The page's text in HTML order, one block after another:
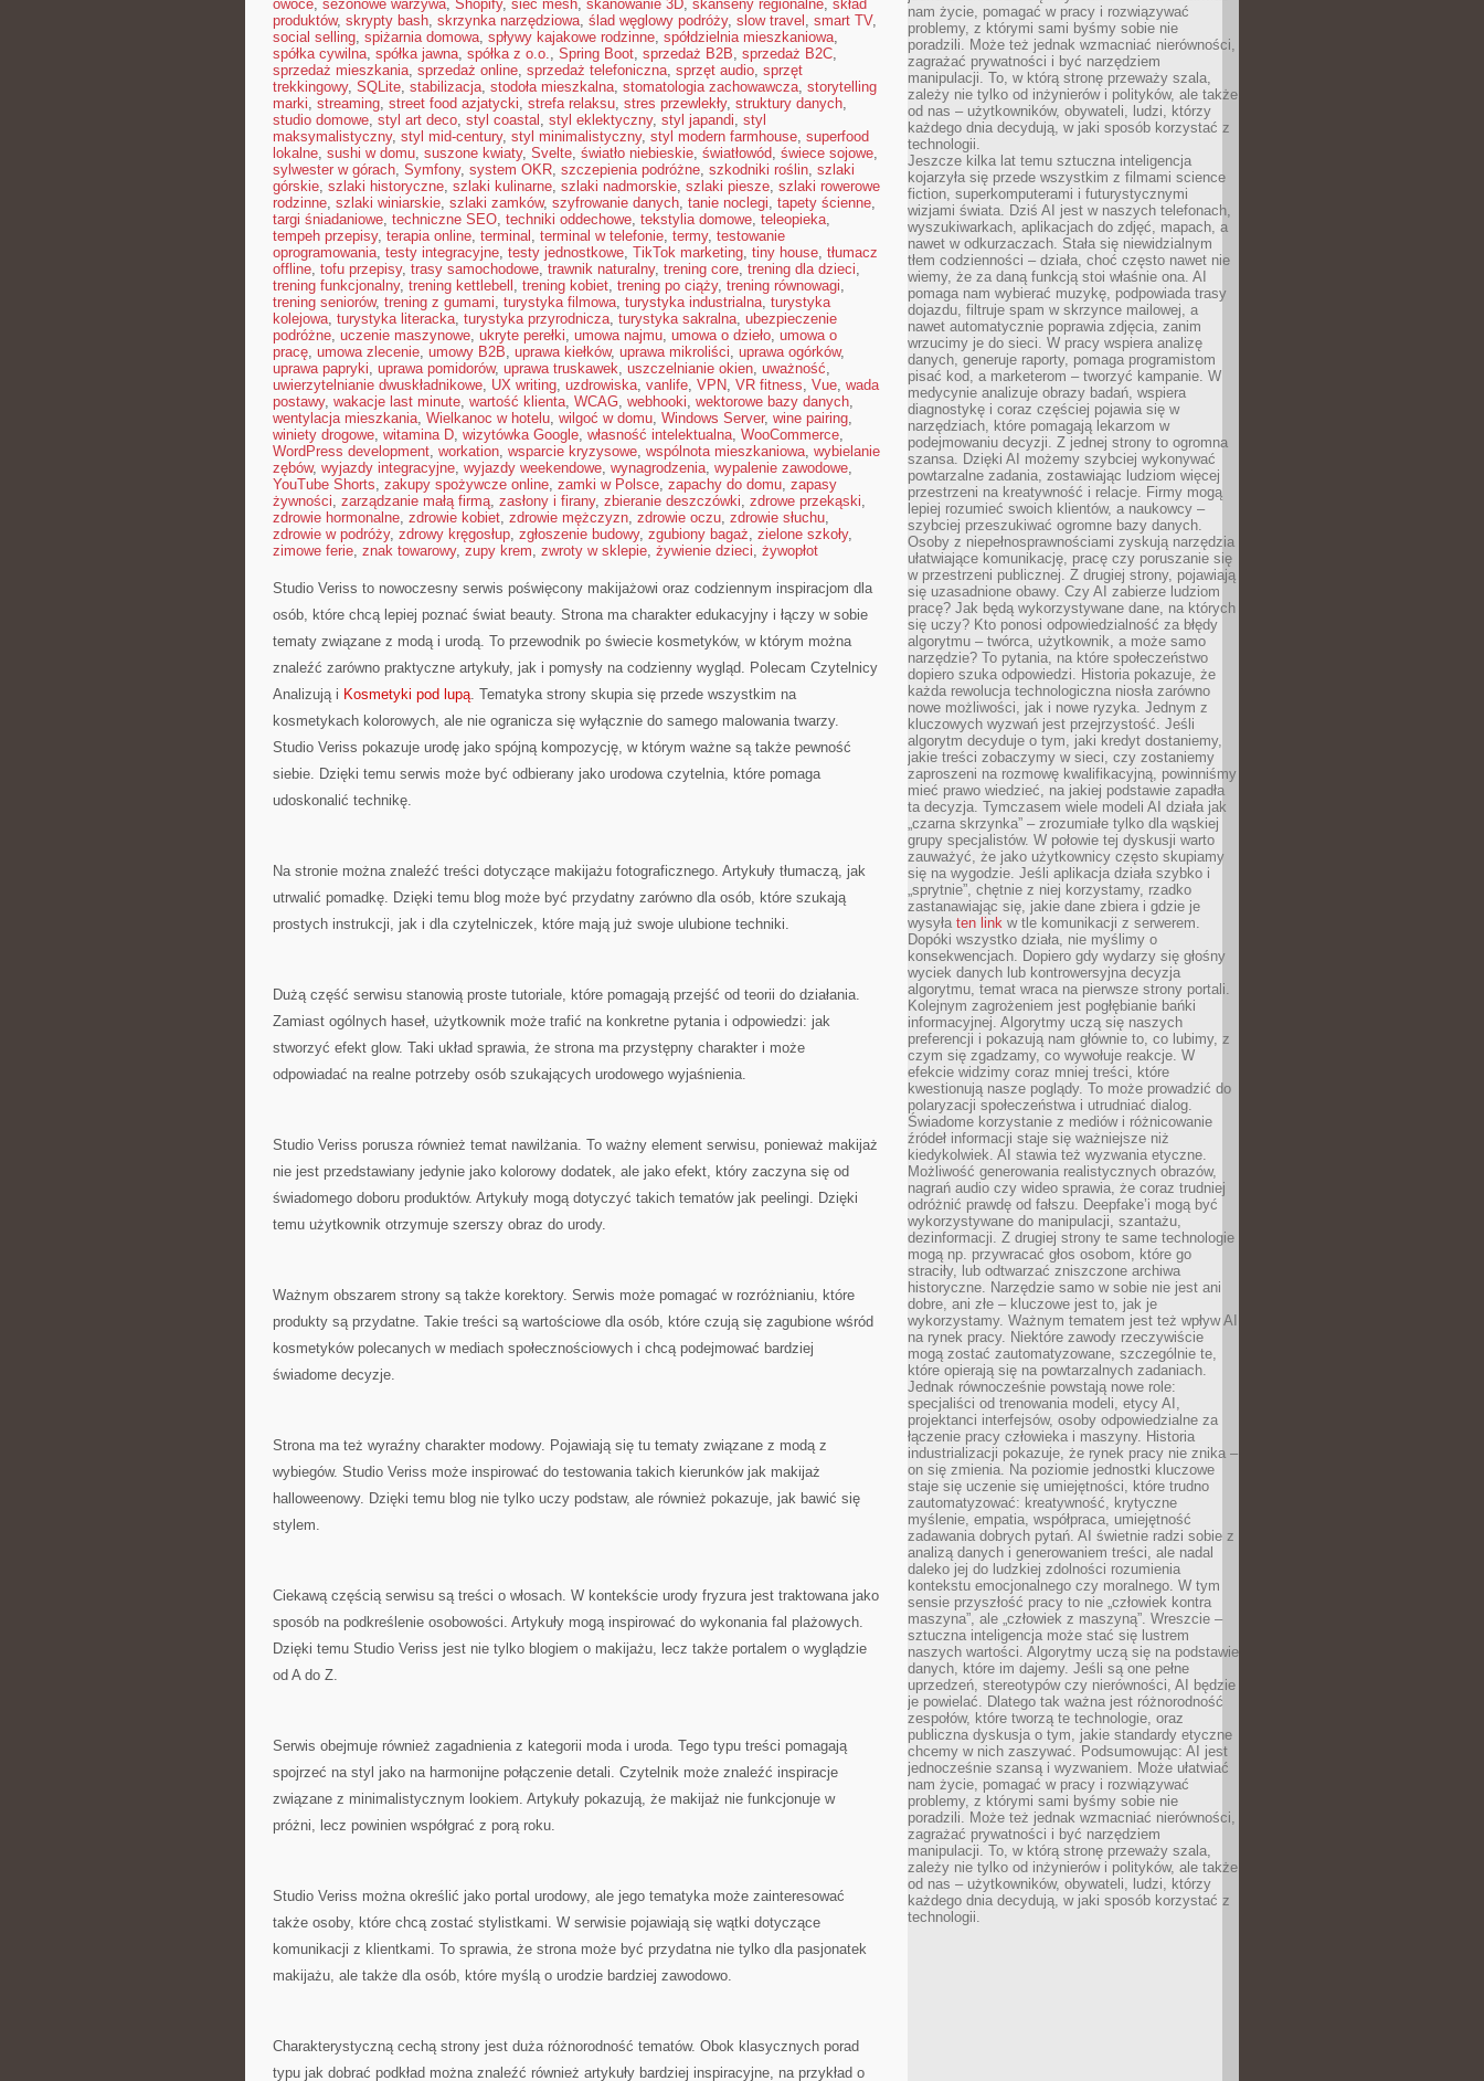
owoce, sezonowe warzywa, Shopify, sieć mesh, skanowanie 3D, skanseny regionalne, skład
produktów, skrypty bash, skrzynka narzędziowa, ślad węglowy podróży, slow travel , smart TV,
social selling, spiżarnia domowa, spływy kajakowe rodzinne, spółdzielnia mieszkaniowa,
spółka cywilna, spółka jawna, spółka z o.o., Spring Boot, sprzedaż B2B, sprzedaż B2C,
sprzedaż mieszkania, sprzedaż online, sprzedaż telefoniczna, sprzęt audio, sprzęt
trekkingowy, SQLite, stabilizacja, stodoła mieszkalna, stomatologia zachowawcza, storytelling
marki, streaming, street food azjatycki, strefa relaksu, stres przewlekły, struktury danych,
studio domowe, styl art deco, styl coastal , styl eklektyczny, styl japandi, styl
maksymalistyczny, styl mid-century, styl minimalistyczny, styl modern farmhouse, superfood
lokalne, sushi w domu, suszone kwiaty, Svelte, światło niebieskie, światłowód, świece sojowe,
sylwester w górach, Symfony, system OKR, szczepienia podróżne, szkodniki roślin, szlaki
górskie, szlaki historyczne, szlaki kulinarne, szlaki nadmorskie, szlaki piesze, szlaki rowerowe
rodzinne, szlaki winiarskie, szlaki zamków, szyfrowanie danych, tanie noclegi, tapety ścienne,
targi śniadaniowe, techniczne SEO, techniki oddechowe, tekstylia domowe, teleopieka,
tempeh przepisy, terapia online, terminal , terminal w telefonie, termy, testowanie
oprogramowania, testy integracyjne, testy jednostkowe, TikTok marketing, tiny house, tłumacz
offline, tofu przepisy, trasy samochodowe, trawnik naturalny, trening core, trening dla dzieci,
trening funkcjonalny, trening kettlebell , trening kobiet, trening po ciąży, trening równowagi,
trening seniorów, trening z gumami, turystyka filmowa, turystyka industrialna, turystyka
kolejowa, turystyka literacka, turystyka przyrodnicza, turystyka sakralna, ubezpieczenie
podróżne, uczenie maszynowe, ukryte perełki, umowa najmu, umowa o dzieło, umowa o
pracę, umowa zlecenie, umowy B2B, uprawa kiełków, uprawa mikroliści, uprawa ogórków,
uprawa papryki, uprawa pomidorów, uprawa truskawek, uszczelnianie okien, uważność,
uwierzytelnianie dwuskładnikowe, UX writing, uzdrowiska, vanlife, VPN, VR fitness, Vue, wada
postawy, wakacje last minute, wartość klienta, WCAG, webhooki, wektorowe bazy danych,
wentylacja mieszkania, Wielkanoc w hotelu, wilgoć w domu, Windows Server, wine pairing,
winiety drogowe, witamina D, wizytówka Google, własność intelektualna, WooCommerce,
WordPress development, workation, wsparcie kryzysowe, wspólnota mieszkaniowa, wybielanie
zębów, wyjazdy integracyjne, wyjazdy weekendowe, wynagrodzenia, wypalenie zawodowe,
YouTube Shorts, zakupy spożywcze online, zamki w Polsce, zapachy do domu, zapasy
żywności, zarządzanie małą firmą, zasłony i firany, zbieranie deszczówki, zdrowe przekąski,
zdrowie hormonalne, zdrowie kobiet, zdrowie mężczyzn, zdrowie oczu, zdrowie słuchu,
zdrowie w podróży, zdrowy kręgosłup, zgłoszenie budowy, zgubiony bagaż, zielone szkoły,
zimowe ferie, znak towarowy, zupy krem, zwroty w sklepie, żywienie dzieci, żywopłot
Studio Veriss to nowoczesny serwis poświęcony makijażowi oraz codziennym inspiracjom dla
osób, które chcą lepiej poznać świat beauty. Strona ma charakter edukacyjny i łączy w sobie
tematy związane z modą i urodą. To przewodnik po świecie kosmetyków, w którym można
znaleźć zarówno praktyczne artykuły, jak i pomysły na codzienny wygląd. Polecam Czytelnicy
Analizują i Kosmetyki pod lupą. Tematyka strony skupia się przede wszystkim na
kosmetykach kolorowych, ale nie ogranicza się wyłącznie do samego malowania twarzy.
Studio Veriss pokazuje urodę jako spójną kompozycję, w którym ważne są także pewność
siebie. Dzięki temu serwis może być odbierany jako urodowa czytelnia, które pomaga
udoskonalić technikę.
Na stronie można znaleźć treści dotyczące makijażu fotograficznego. Artykuły tłumaczą, jak
utrwalić pomadkę. Dzięki temu blog może być przydatny zarówno dla osób, które szukają
prostych instrukcji, jak i dla czytelniczek, które mają już swoje ulubione techniki.
Dużą część serwisu stanowią proste tutoriale, które pomagają przejść od teorii do działania.
Zamiast ogólnych haseł, użytkownik może trafić na konkretne pytania i odpowiedzi: jak
stworzyć efekt glow. Taki układ sprawia, że strona ma przystępny charakter i może
odpowiadać na realne potrzeby osób szukających urodowego wyjaśnienia.
Studio Veriss porusza również temat nawilżania. To ważny element serwisu, ponieważ makijaż
nie jest przedstawiany jedynie jako kolorowy dodatek, ale jako efekt, który zaczyna się od
świadomego doboru produktów. Artykuły mogą dotyczyć takich tematów jak peelingi. Dzięki
temu użytkownik otrzymuje szerszy obraz do urody.
Ważnym obszarem strony są także korektory. Serwis może pomagać w rozróżnianiu, które
produkty są przydatne. Takie treści są wartościowe dla osób, które czują się zagubione wśród
kosmetyków polecanych w mediach społecznościowych i chcą podejmować bardziej
świadome decyzje.
Strona ma też wyraźny charakter modowy. Pojawiają się tu tematy związane z modą z
wybiegów. Studio Veriss może inspirować do testowania takich kierunków jak makijaż
halloweenowy. Dzięki temu blog nie tylko uczy podstaw, ale również pokazuje, jak bawić się
stylem.
Ciekawą częścią serwisu są treści o włosach. W kontekście urody fryzura jest traktowana jako
sposób na podkreślenie osobowości. Artykuły mogą inspirować do wykonania fal plażowych.
Dzięki temu Studio Veriss jest nie tylko blogiem o makijażu, lecz także portalem o wyglądzie
od A do Z.
Serwis obejmuje również zagadnienia z kategorii moda i uroda. Tego typu treści pomagają
spojrzeć na styl jako na harmonijne połączenie detali. Czytelnik może znaleźć inspiracje
związane z minimalistycznym lookiem. Artykuły pokazują, że makijaż nie funkcjonuje w
próżni, lecz powinien współgrać z porą roku.
Studio Veriss można określić jako portal urodowy, ale jego tematyka może zainteresować
także osoby, które chcą zostać stylistkami. W serwisie pojawiają się wątki dotyczące
komunikacji z klientkami. To sprawia, że strona może być przydatna nie tylko dla pasjonatek
makijażu, ale także dla osób, które myślą o urodzie bardziej zawodowo.
Charakterystyczną cechą strony jest duża różnorodność tematów. Obok klasycznych porad
typu jak dobrać podkład można znaleźć również artykuły bardziej inspiracyjne, na przykład o
nam życie, pomagać w pracy i rozwiązywać
problemy, z którymi sami byśmy sobie nie
poradzili. Może też jednak wzmacniać nierówności,
zagrażać prywatności i być narzędziem
manipulacji. To, w którą stronę przeważy szala,
zależy nie tylko od inżynierów i polityków, ale także
od nas – użytkowników, obywateli, ludzi, którzy
każdego dnia decydują, w jaki sposób korzystać z
technologii.
Jeszcze kilka lat temu sztuczna inteligencja
kojarzyła się przede wszystkim z filmami science
fiction, superkomputerami i futurystycznymi
wizjami świata. Dziś AI jest w naszych telefonach,
wyszukiwarkach, aplikacjach do zdjęć, mapach, a
nawet w odkurzaczach. Stała się niewidzialnym
tłem codzienności – działa, choć często nawet nie
wiemy, że za daną funkcją stoi właśnie ona. AI
pomaga nam wybierać muzykę, podpowiada trasy
dojazdu, filtruje spam w skrzynce mailowej, a
nawet automatycznie poprawia zdjęcia, zanim
wrzucimy je do sieci. W pracy wspiera analizę
danych, generuje raporty, pomaga programistom
pisać kod, a marketerom – tworzyć kampanie. W
medycynie analizuje obrazy badań, wspiera
diagnostykę i coraz częściej pojawia się w
narzędziach, które pomagają lekarzom w
podejmowaniu decyzji. Z jednej strony to ogromna
szansa. Dzięki AI możemy szybciej wykonywać
powtarzalne zadania, zostawiając ludziom więcej
przestrzeni na kreatywność i relacje. Firmy mogą
lepiej rozumieć swoich klientów, a naukowcy –
szybciej przeszukiwać ogromne bazy danych.
Osoby z niepełnosprawnościami zyskują narzędzia
ułatwiające komunikację, pracę czy poruszanie się
w przestrzeni publicznej. Z drugiej strony, pojawiają
się uzasadnione obawy. Czy AI zabierze ludziom
pracę? Jak będą wykorzystywane dane, na których
się uczy? Kto ponosi odpowiedzialność za błędy
algorytmu – twórca, użytkownik, a może samo
narzędzie? To pytania, na które społeczeństwo
dopiero szuka odpowiedzi. Historia pokazuje, że
każda rewolucja technologiczna niosła zarówno
nowe możliwości, jak i nowe ryzyka. Jednym z
kluczowych wyzwań jest przejrzystość. Jeśli
algorytm decyduje o tym, jaki kredyt dostaniemy,
jakie treści zobaczymy w sieci, czy zostaniemy
zaproszeni na rozmowę kwalifikacyjną, powinniśmy
mieć prawo wiedzieć, na jakiej podstawie zapadła
ta decyzja. Tymczasem wiele modeli AI działa jak
„czarna skrzynka” – zrozumiałe tylko dla wąskiej
grupy specjalistów. W połowie tej dyskusji warto
zauważyć, że jako użytkownicy często skupiamy
się na wygodzie. Jeśli aplikacja działa szybko i
„sprytnie”, chętnie z niej korzystamy, rzadko
zastanawiając się, jakie dane zbiera i gdzie je
wysyła ten link w tle komunikacji z serwerem.
Dopóki wszystko działa, nie myślimy o
konsekwencjach. Dopiero gdy wydarzy się głośny
wyciek danych lub kontrowersyjna decyzja
algorytmu, temat wraca na pierwsze strony portali.
Kolejnym zagrożeniem jest pogłębianie bańki
informacyjnej. Algorytmy uczą się naszych
preferencji i pokazują nam głównie to, co lubimy, z
czym się zgadzamy, co wywołuje reakcje. W
efekcie widzimy coraz mniej treści, które
kwestionują nasze poglądy. To może prowadzić do
polaryzacji społeczeństwa i utrudniać dialog.
Świadome korzystanie z mediów i różnicowanie
źródeł informacji staje się ważniejsze niż
kiedykolwiek. AI stawia też wyzwania etyczne.
Możliwość generowania realistycznych obrazów,
nagrań audio czy wideo sprawia, że coraz trudniej
odróżnić prawdę od fałszu. Deepfake’i mogą być
wykorzystywane do manipulacji, szantażu,
dezinformacji. Z drugiej strony te same technologie
mogą np. przywracać głos osobom, które go
straciły, lub odtwarzać zniszczone archiwa
historyczne. Narzędzie samo w sobie nie jest ani
dobre, ani złe – kluczowe jest to, jak je
wykorzystamy. Ważnym tematem jest też wpływ AI
na rynek pracy. Niektóre zawody rzeczywiście
mogą zostać zautomatyzowane, szczególnie te,
które opierają się na powtarzalnych zadaniach.
Jednak równocześnie powstają nowe role:
specjaliści od trenowania modeli, etycy AI,
projektanci interfejsów, osoby odpowiedzialne za
łączenie pracy człowieka i maszyny. Historia
industrializacji pokazuje, że rynek pracy nie znika –
on się zmienia. Na poziomie jednostki kluczowe
staje się uczenie się umiejętności, które trudno
zautomatyzować: kreatywność, krytyczne
myślenie, empatia, współpraca, umiejętność
zadawania dobrych pytań. AI świetnie radzi sobie z
analizą danych i generowaniem treści, ale nadal
daleko jej do ludzkiej zdolności rozumienia
kontekstu emocjonalnego czy moralnego. W tym
sensie przyszłość pracy to nie „człowiek kontra
maszyna”, ale „człowiek z maszyną”. Wreszcie –
sztuczna inteligencja może stać się lustrem
naszych wartości. Algorytmy uczą się na podstawie
danych, które im dajemy. Jeśli są one pełne
uprzedzeń, stereotypów czy nierówności, AI będzie
je powielać. Dlatego tak ważna jest różnorodność
zespołów, które tworzą te technologie, oraz
publiczna dyskusja o tym, jakie standardy etyczne
chcemy w nich zaszywać. Podsumowując: AI jest
jednocześnie szansą i wyzwaniem. Może ułatwiać
nam życie, pomagać w pracy i rozwiązywać
problemy, z którymi sami byśmy sobie nie
poradzili. Może też jednak wzmacniać nierówności,
zagrażać prywatności i być narzędziem
manipulacji. To, w którą stronę przeważy szala,
zależy nie tylko od inżynierów i polityków, ale także
od nas – użytkowników, obywateli, ludzi, którzy
każdego dnia decydują, w jaki sposób korzystać z
technologii.